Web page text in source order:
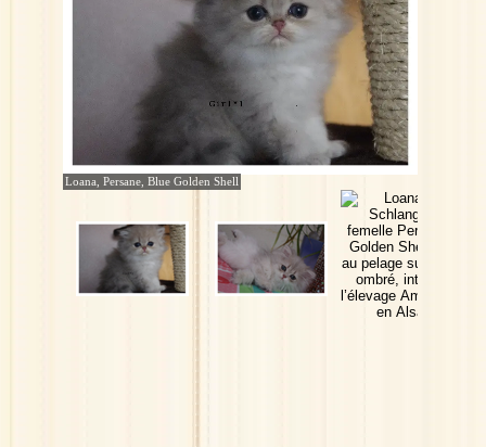
Loana, Persane, Blue Golden Shell